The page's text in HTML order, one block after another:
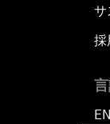
サ
採
EN